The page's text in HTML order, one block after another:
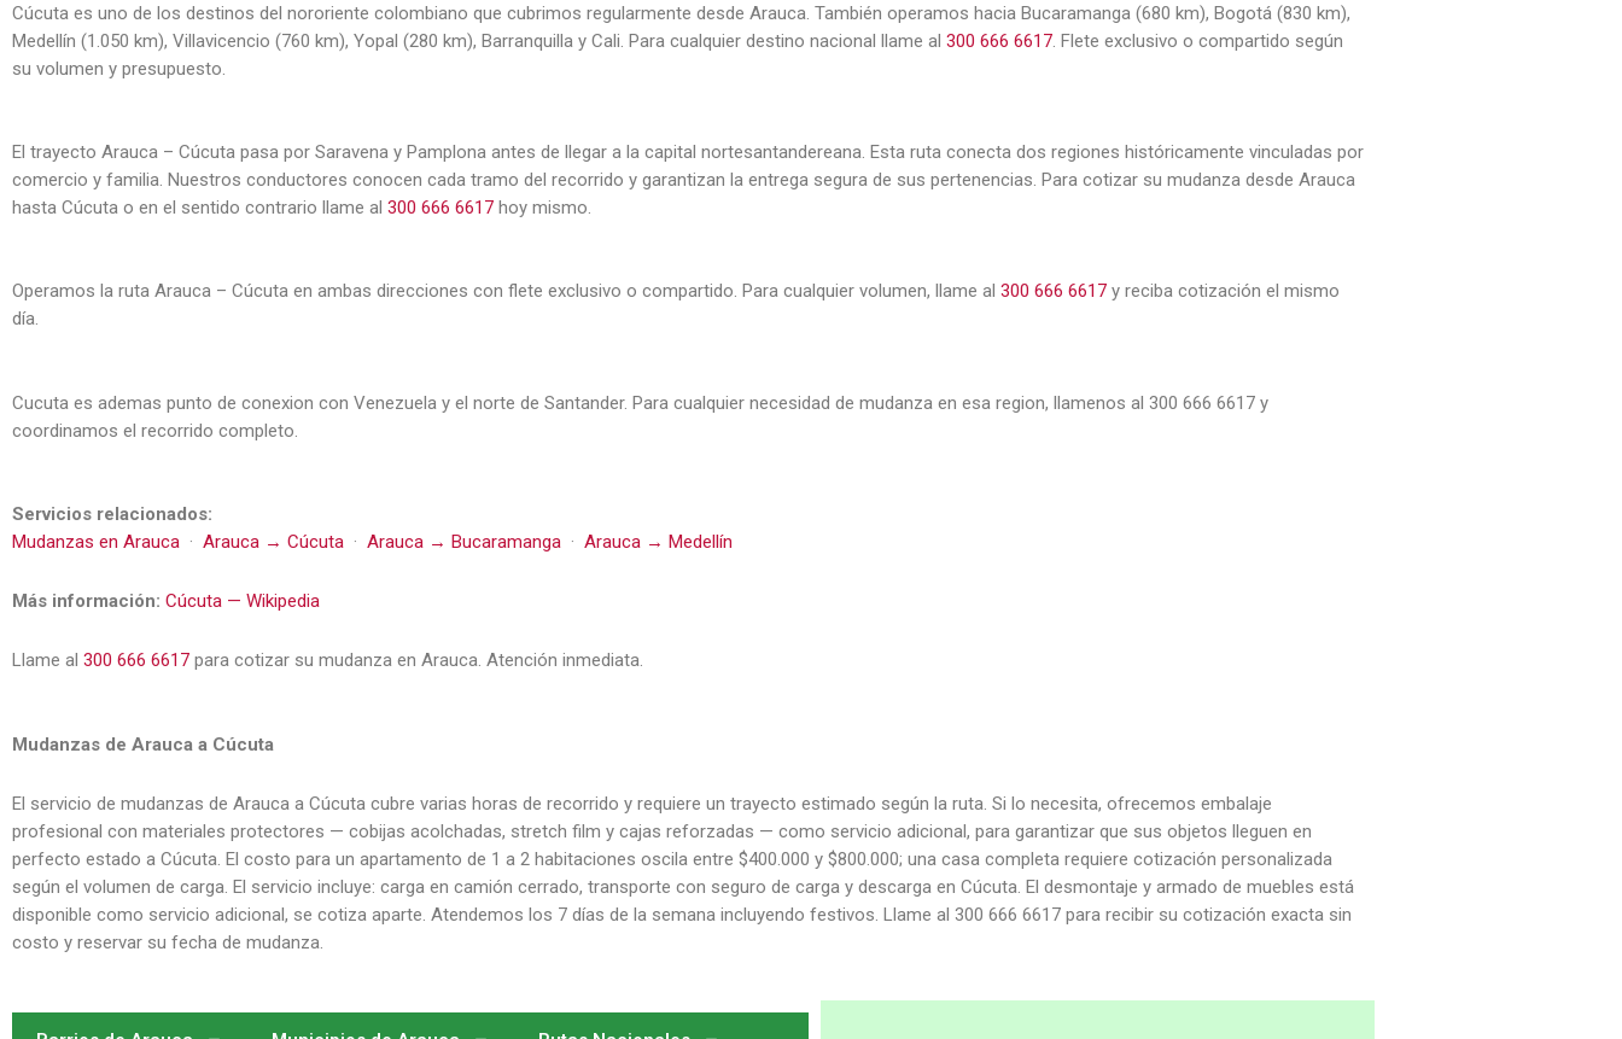
Cúcuta es uno de los destinos del nororiente colombiano que cubrimos regularmente desde Arauca. También operamos hacia Bucaramanga (680 km), Bogotá (830 km),
Medellín (1.050 km), Villavicencio (760 km), Yopal (280 km), Barranquilla y Cali. Para cualquier destino nacional llame al 300 666 6617. Flete exclusivo o compartido según
su volumen y presupuesto.
El trayecto Arauca – Cúcuta pasa por Saravena y Pamplona antes de llegar a la capital nortesantandereana. Esta ruta conecta dos regiones históricamente vinculadas por
comercio y familia. Nuestros conductores conocen cada tramo del recorrido y garantizan la entrega segura de sus pertenencias. Para cotizar su mudanza desde Arauca
hasta Cúcuta o en el sentido contrario llame al 300 666 6617 hoy mismo.
Operamos la ruta Arauca – Cúcuta en ambas direcciones con flete exclusivo o compartido. Para cualquier volumen, llame al 300 666 6617 y reciba cotización el mismo
día.
Cucuta es ademas punto de conexion con Venezuela y el norte de Santander. Para cualquier necesidad de mudanza en esa region, llamenos al 300 666 6617 y
coordinamos el recorrido completo.
Servicios relacionados:
Mudanzas en Arauca · Arauca → Cúcuta · Arauca → Bucaramanga · Arauca → Medellín
Más información: Cúcuta — Wikipedia
Llame al 300 666 6617 para cotizar su mudanza en Arauca. Atención inmediata.
Mudanzas de Arauca a Cúcuta
El servicio de mudanzas de Arauca a Cúcuta cubre varias horas de recorrido y requiere un trayecto estimado según la ruta. Si lo necesita, ofrecemos embalaje
profesional con materiales protectores — cobijas acolchadas, stretch film y cajas reforzadas — como servicio adicional, para garantizar que sus objetos lleguen en
perfecto estado a Cúcuta. El costo para un apartamento de 1 a 2 habitaciones oscila entre $400.000 y $800.000; una casa completa requiere cotización personalizada
según el volumen de carga. El servicio incluye: carga en camión cerrado, transporte con seguro de carga y descarga en Cúcuta. El desmontaje y armado de muebles está
disponible como servicio adicional, se cotiza aparte. Atendemos los 7 días de la semana incluyendo festivos. Llame al 300 666 6617 para recibir su cotización exacta sin
costo y reservar su fecha de mudanza.